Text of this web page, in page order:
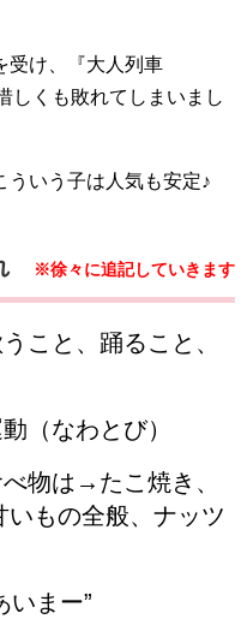
受け、『大人列車
しくも敗れてしまいまし
ういう子は人気も安定♪
※徐々に追記していきます
こと、踊ること、
（なわとび）
物は→たこ焼き、
いもの全般、ナッツ
いまー”